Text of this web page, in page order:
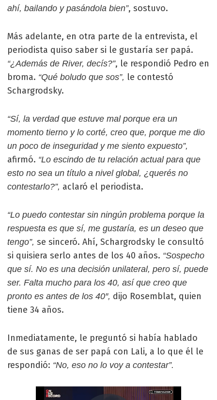
ahí, bailando y pasándola bien”, sostuvo.
Más adelante, en otra parte de la entrevista, el
periodista quiso saber si le gustaría ser papá.
“¿Además de River, decís?”, le respondió Pedro en
broma. “Qué boludo que sos”, le contestó
Schargrodsky.
“Sí, la verdad que estuve mal porque era un
momento tierno y lo corté, creo que, porque me dio
un poco de inseguridad y me siento expuesto”,
afirmó. “Lo escindo de tu relación actual para que
esto no sea un título a nivel global, ¿querés no
contestarlo?”, aclaró el periodista.
“Lo puedo contestar sin ningún problema porque la
respuesta es que sí, me gustaría, es un deseo que
tengo”, se sinceró. Ahí, Schargrodsky le consultó
si quisiera serlo antes de los 40 años. “Sospecho
que sí. No es una decisión unilateral, pero sí, puede
ser. Falta mucho para los 40, así que creo que
pronto es antes de los 40″, dijo Rosemblat, quien
tiene 34 años.
Inmediatamente, le preguntó si había hablado
de sus ganas de ser papá con Lali, a lo que él le
respondió: “No, eso no lo voy a contestar”.